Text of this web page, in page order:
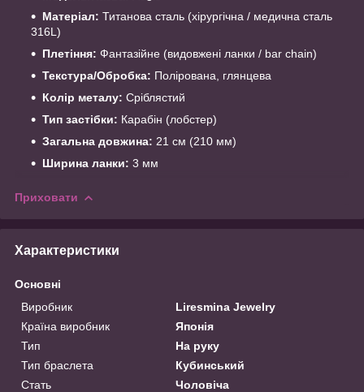
Матеріал: Титанова сталь (хірургічна / медична сталь
316L)
Плетіння: Фантазійне (видовжені ланки / bar chain)
Текстура/Обробка: Полірована, глянцева
Колір металу: Сріблястий
Тип застібки: Карабін (лобстер)
Загальна довжина: 21 см (210 мм)
Ширина ланки: 3 мм
Приховати
Характеристики
Основні
Виробник
Liresmina Jewelry
Країна виробник
Японія
Тип
На руку
Тип браслета
Кубинський
Стать
Чоловіча